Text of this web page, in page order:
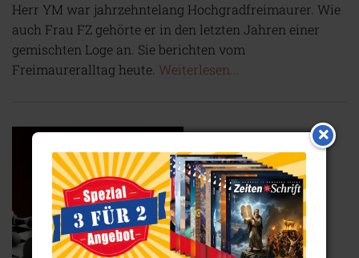
Herr YM war jahrzehntelang Hochgradfreimaurer. Wie
auch Frau FZ gehörte er in den letzten Jahren einer
gemischten Loge an. Sie berichten vom
Freimaureralltag heute. Weiterlesen...